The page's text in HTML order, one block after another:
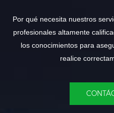
Por qué necesita nuestros
profesionales altamente
los conocimientos para
realice